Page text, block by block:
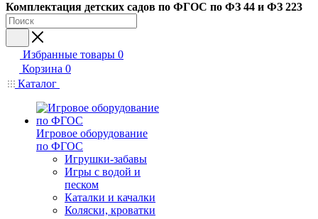
Комплектация детских садов по ФГОC по ФЗ 44 и ФЗ 223
Избранные товары 0
Корзина 0
Каталог
Игровое оборудование
по ФГОС
Игрушки-забавы
Игры с водой и
песком
Каталки и качалки
Коляски, кроватки